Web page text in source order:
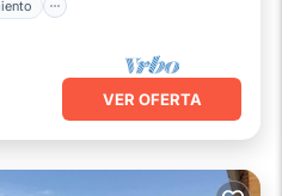
VER OFERTA